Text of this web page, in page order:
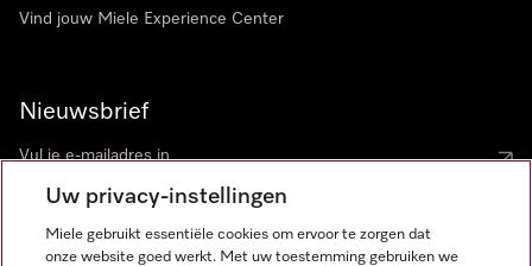
Vind jouw Miele Experience Center
Nieuwsbrief
Uw privacy-instellingen
Miele gebruikt essentiële cookies om ervoor te zorgen dat
onze website goed werkt. Met uw toestemming gebruiken we